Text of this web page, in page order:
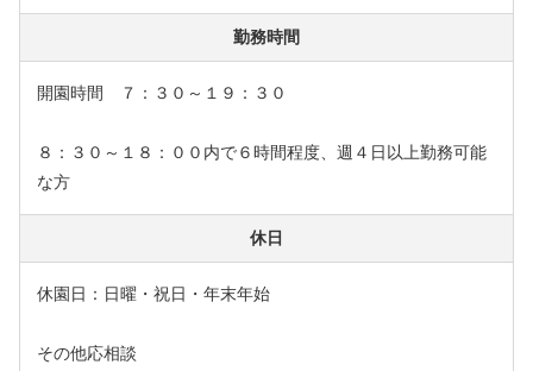
勤務時間
開園時間 ７：３０～１９：３０
８：３０～１８：００内で６時間程度、週４日以上勤務可能
な方
休日
休園日：日曜・祝日・年末年始
その他応相談